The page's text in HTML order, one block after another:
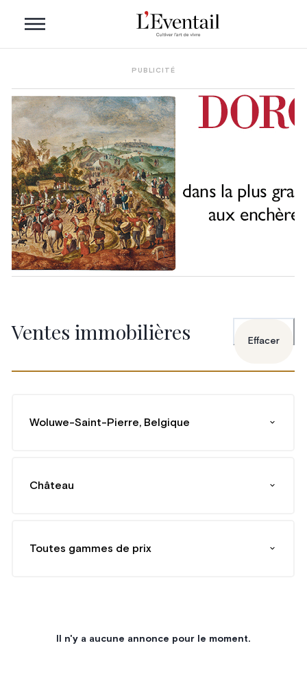
PUBLICITÉ
Ventes immobilières Effacer
Woluwe-Saint-Pierre, Belgique
Château
Toutes gammes de prix
Il n'y a aucune annonce pour le moment.